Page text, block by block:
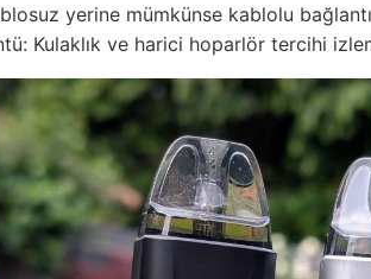
yerine mümkünse kablolu
Kulaklık ve harici hoparlör tercihi